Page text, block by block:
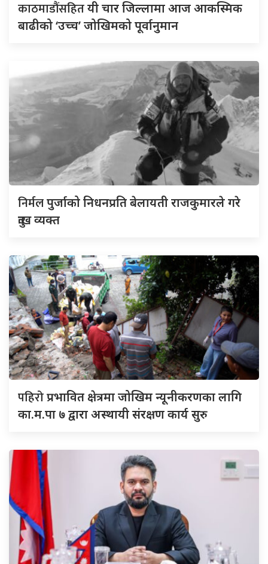
काठमाडौंसहितयी चार जिल्लामा आज आकस्मिक
बाढीको ‘उच्च’ जोखिमको पूर्वानुमान
निर्मलपुर्जाको निधनप्रति बेलायती राजकुमारले गरे
दुःख व्यक्त
पहिरोप्रभावित क्षेत्रमा जोखिम न्यूनीकरणका लागि
का.म.पा ७ द्वारा अस्थायी संरक्षण कार्य सुरु